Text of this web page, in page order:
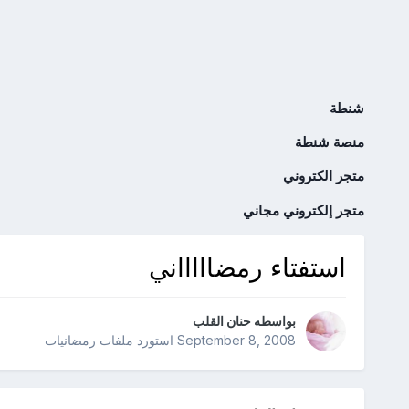
شنطة
منصة شنطة
متجر الكتروني
متجر إلكتروني مجاني
استفتاء رمضاااااني
بواسطه حنان القلب
September 8, 2008استورد ملفات رمضانيات